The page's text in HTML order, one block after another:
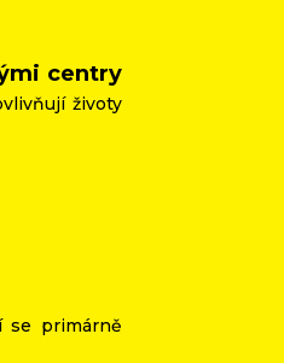
centry
životy
se primárně